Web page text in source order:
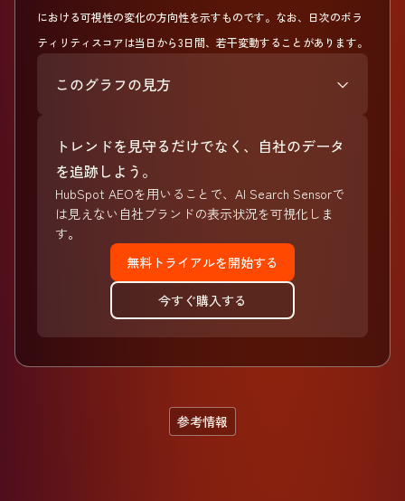
における可視性の変化の方向性を示すものです。なお、日次のボラ
ティリティスコアは当日から3日間、若干変動することがあります。
このグラフの見方
トレンドを見守るだけでなく、自社のデータ
を追跡しよう。
HubSpot AEOを用いることで、AI Search Sensorで
は見えない自社ブランドの表示状況を可視化しま
す。
無料トライアルを開始する
今すぐ購入する
参考情報